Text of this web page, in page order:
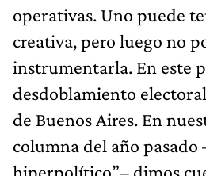
operativas. Uno puede
creativa, pero luego no
instrumentarla. En este
desdoblamiento
de Buenos Aires. En
columna del año pasado
hiperpolítico”– dimos